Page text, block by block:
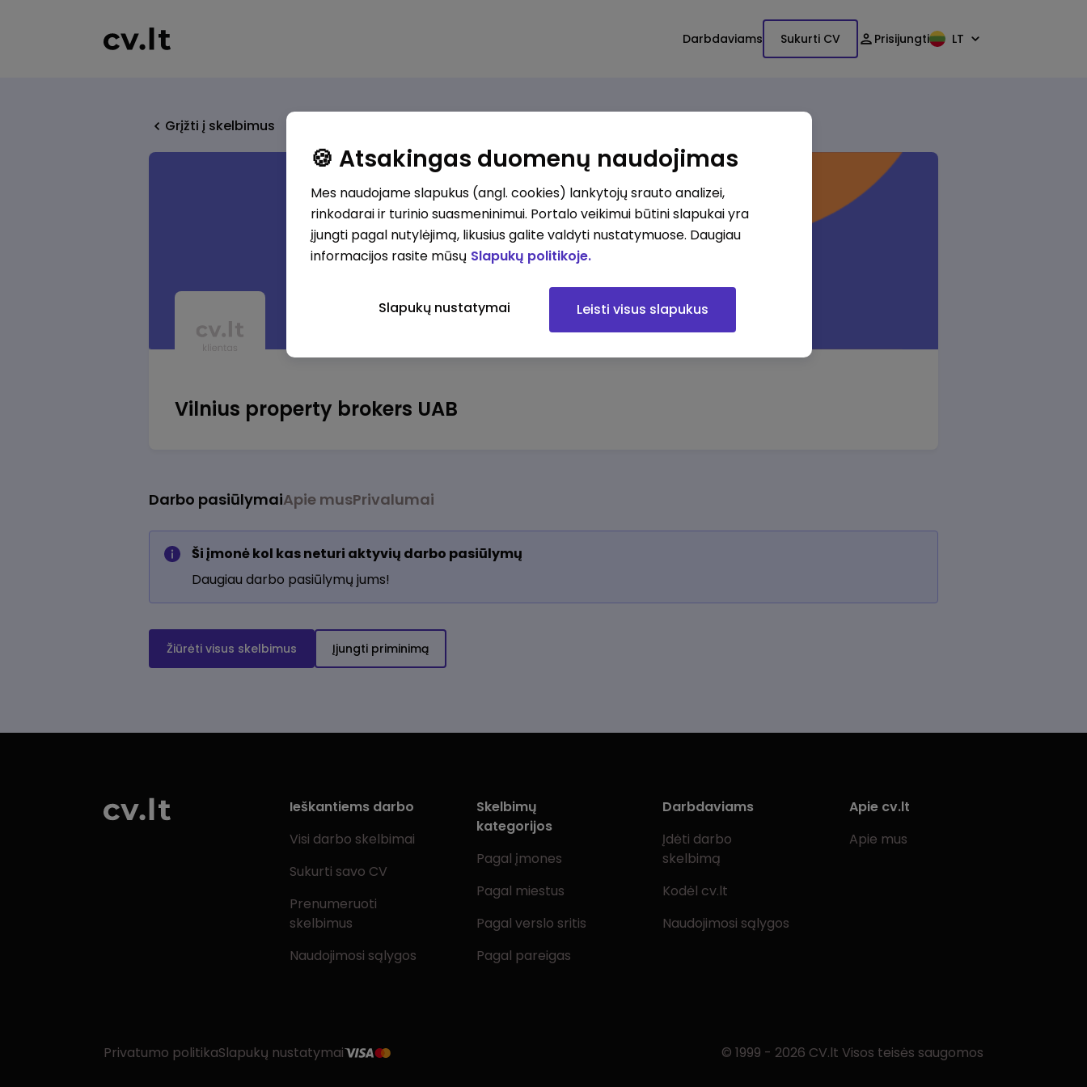
Darbdaviams Sukurti CV Prisijungti LT
Grįžti į skelbimus
Vilnius property brokers UAB
Darbo pasiūlymaiApie musPrivalumai
Ši įmonė kol kas neturi aktyvių darbo pasiūlymų
Daugiau darbo pasiūlymų jums!
Žiūrėti visus skelbimus Įjungti priminimą
Ieškantiems darbo
Visi darbo skelbimai
Sukurti savo CV
Prenumeruoti
skelbimus
Naudojimosi sąlygos
Skelbimų
kategorijos
Pagal įmones
Pagal miestus
Pagal verslo sritis
Pagal pareigas
Darbdaviams
Įdėti darbo
skelbimą
Kodėl cv.lt
Naudojimosi sąlygos
Apie cv.lt
Apie mus
Privatumo politikaSlapukų nustatymai © 1999 - 2026 CV.lt Visos teisės saugomos
🍪 Atsakingas duomenų naudojimas
Mes naudojame slapukus (angl. cookies) lankytojų srauto analizei,
rinkodarai ir turinio suasmeninimui. Portalo veikimui būtini slapukai yra
įjungti pagal nutylėjimą, likusius galite valdyti nustatymuose. Daugiau
informacijos rasite mūsų Slapukų politikoje.
Slapukų nustatymai Leisti visus slapukus